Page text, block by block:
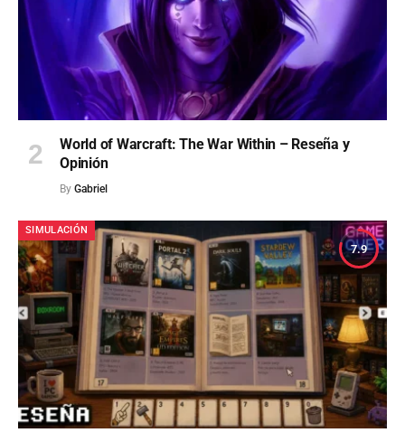
World of Warcraft: The War Within – Reseña y
Opinión
By Gabriel
7.9
SIMULACIÓN